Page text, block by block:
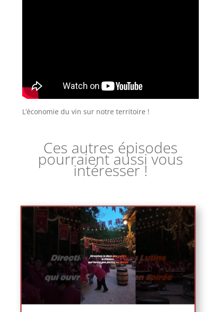
L’économie du vin sur notre territoire !
Ces autres épisodes
pourraient aussi vous
intéresser !